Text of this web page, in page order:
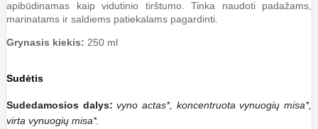
apibūdinamas kaip vidutinio tirštumo. Tinka naudoti padažams,
marinatams ir saldiems patiekalams pagardinti.
Grynasis kiekis: 250 ml
Sudėtis
Sudedamosios dalys: vyno actas*, koncentruota vynuogių misa*,
virta vynuogių misa*.